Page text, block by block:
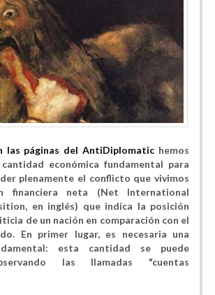
las páginas del AntiDiplomatic hemos
económica fundamental para
plenamente el conflicto que vivimos
financiera neta (Net International
en inglés) que indica la posición
de un nación en comparación con el
En primer lugar, es necesaria una
esta cantidad se puede
las llamadas "cuentas